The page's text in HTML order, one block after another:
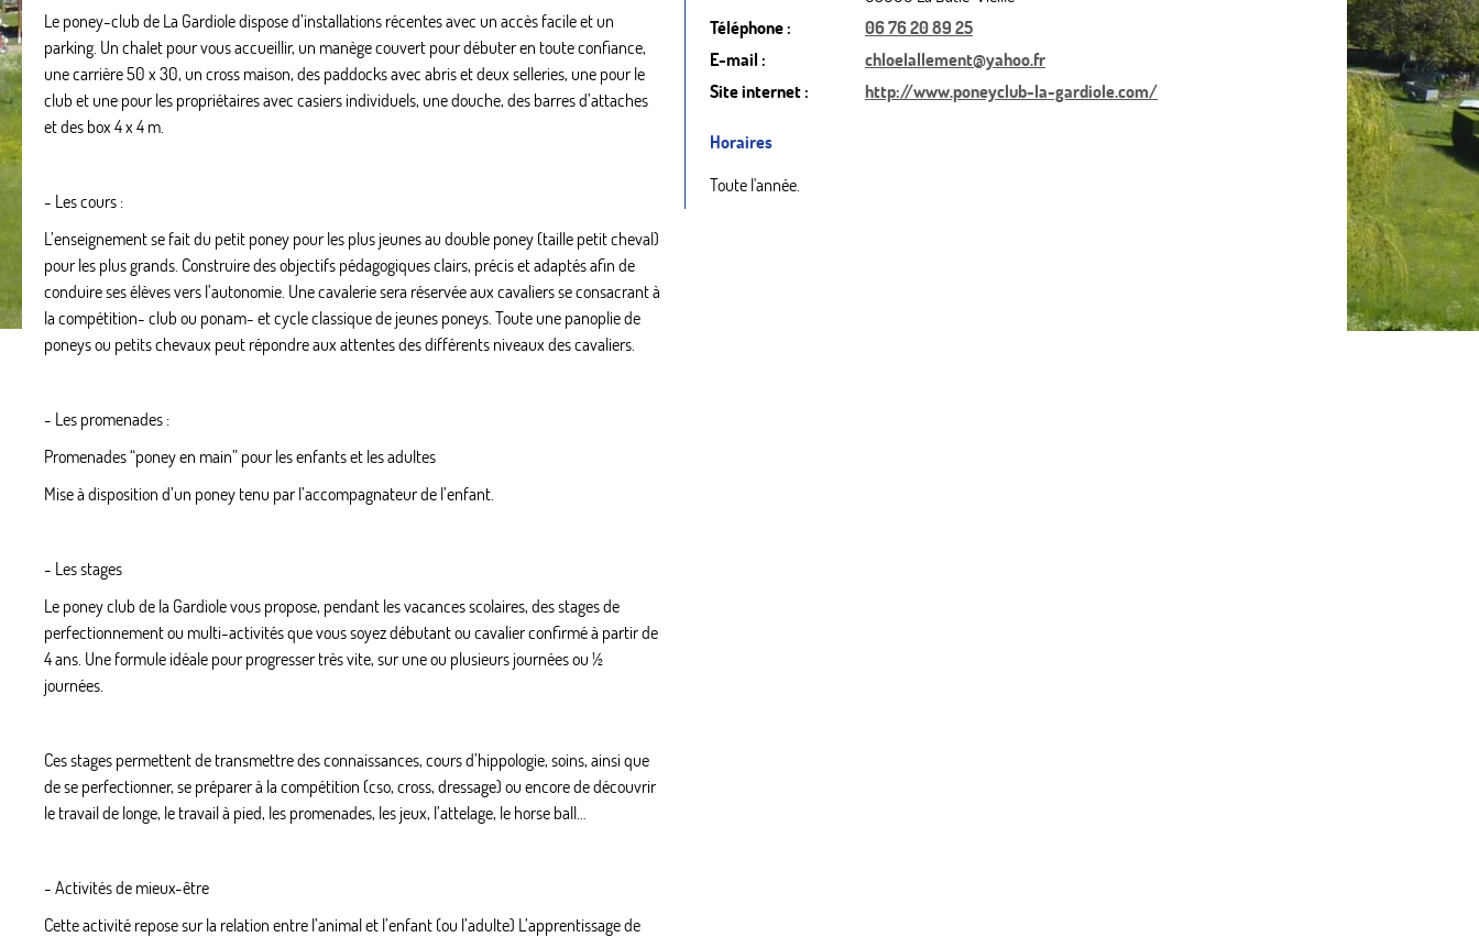
Le poney-club de La Gardiole dispose d’installations récentes avec un accès facile et un
parking. Un chalet pour vous accueillir, un manège couvert pour débuter en toute confiance,
une carrière 50 x 30, un cross maison, des paddocks avec abris et deux selleries, une pour le
club et une pour les propriétaires avec casiers individuels, une douche, des barres d’attaches
et des box 4 x 4 m.
- Les cours :
L’enseignement se fait du petit poney pour les plus jeunes au double poney (taille petit cheval)
pour les plus grands. Construire des objectifs pédagogiques clairs, précis et adaptés afin de
conduire ses élèves vers l’autonomie. Une cavalerie sera réservée aux cavaliers se consacrant à
la compétition- club ou ponam- et cycle classique de jeunes poneys. Toute une panoplie de
poneys ou petits chevaux peut répondre aux attentes des différents niveaux des cavaliers.
- Les promenades :
Promenades “poney en main” pour les enfants et les adultes
Mise à disposition d’un poney tenu par l’accompagnateur de l’enfant.
- Les stages
Le poney club de la Gardiole vous propose, pendant les vacances scolaires, des stages de
perfectionnement ou multi-activités que vous soyez débutant ou cavalier confirmé à partir de
4 ans. Une formule idéale pour progresser très vite, sur une ou plusieurs journées ou ½
journées.
Ces stages permettent de transmettre des connaissances, cours d’hippologie, soins, ainsi que
de se perfectionner, se préparer à la compétition (cso, cross, dressage) ou encore de découvrir
le travail de longe, le travail à pied, les promenades, les jeux, l’attelage, le horse ball…
- Activités de mieux-être
Cette activité repose sur la relation entre l’animal et l’enfant (ou l’adulte) L’apprentissage de
Téléphone :
06 76 20 89 25
E-mail :
chloelallement@yahoo.fr
Site internet :
http://www.poneyclub-la-gardiole.com/
Horaires
Toute l'année.